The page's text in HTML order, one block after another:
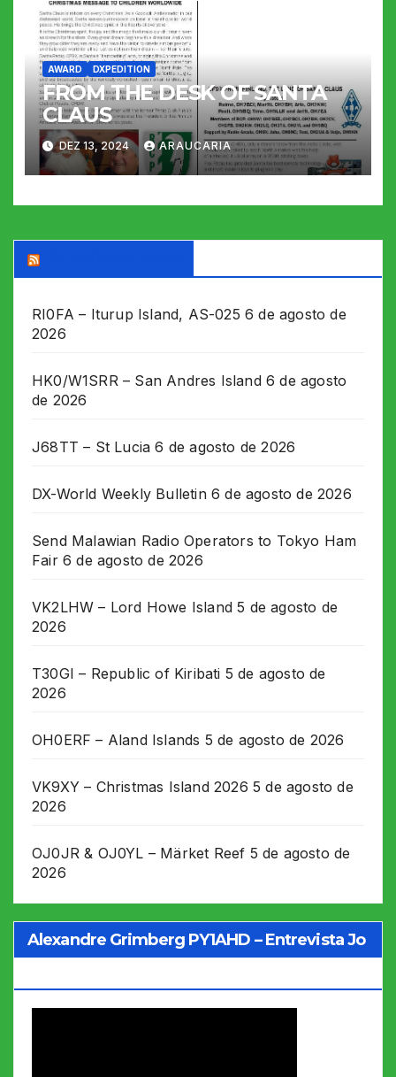
AWARD DXPEDITION
FROM THE DESK OF SANTA
CLAUS
DEZ 13, 2024 ARAUCARIA
RI0FA – Iturup Island, AS-025 6 de agosto de
2026
HK0/W1SRR – San Andres Island 6 de agosto
de 2026
J68TT – St Lucia 6 de agosto de 2026
DX-World Weekly Bulletin 6 de agosto de 2026
Send Malawian Radio Operators to Tokyo Ham
Fair 6 de agosto de 2026
VK2LHW – Lord Howe Island 5 de agosto de
2026
T30GI – Republic of Kiribati 5 de agosto de
2026
OH0ERF – Aland Islands 5 de agosto de 2026
VK9XY – Christmas Island 2026 5 de agosto de
2026
OJ0JR & OJ0YL – Märket Reef 5 de agosto de
2026
Alexandre Grimberg PY1AHD – Entrevista Jo